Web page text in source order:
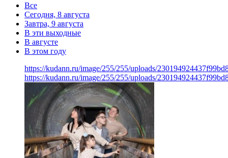
Все
Сегодня, 8 августа
Завтра, 9 августа
В эти выходные
В августе
В этом году
https://kudann.ru/image/255/255/uploads/
https://kudann.ru/image/255/255/uploads/